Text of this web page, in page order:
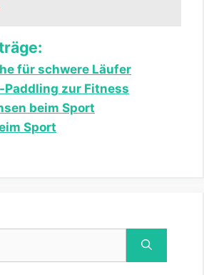
für schwere Läufer
zur Fitness
beim Sport
Sport